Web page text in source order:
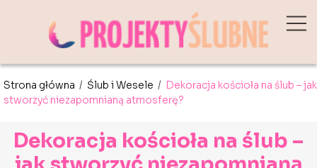
Strona główna / Ślub i Wesele / Dekoracja kościoła na ślub – jak
stworzyć niezapomnianą atmosferę?
Dekoracja kościoła na ślub –